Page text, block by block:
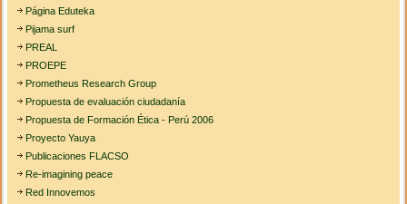
Página Eduteka
Pijama surf
PREAL
PROEPE
Prometheus Research Group
Propuesta de evaluación ciudadanía
Propuesta de Formación Ética - Perú 2006
Proyecto Yauya
Publicaciones FLACSO
Re-imagining peace
Red Innovemos